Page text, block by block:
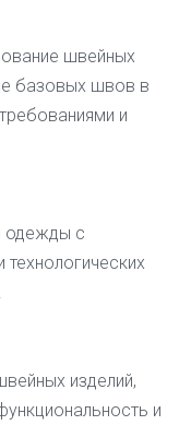
швейных
базовых швов в
и
одежды с
изделий,
и